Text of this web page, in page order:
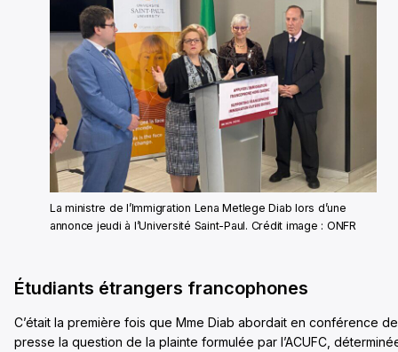
La ministre de l’Immigration Lena Metlege Diab lors d’une
annonce jeudi à l’Université Saint-Paul. Crédit image : ONFR
Étudiants étrangers francophones
C’était la première fois que Mme Diab abordait en conférence de
presse la question de la plainte formulée par l’ACUFC,